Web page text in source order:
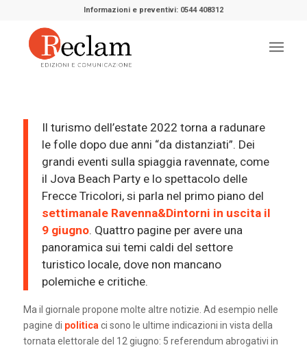
Informazioni e preventivi: 0544 408312
Il turismo dell’estate 2022 torna a radunare
le folle dopo due anni “da distanziati”. Dei
grandi eventi sulla spiaggia ravennate, come
il Jova Beach Party e lo spettacolo delle
Frecce Tricolori, si parla nel primo piano del
settimanale Ravenna&Dintorni in uscita il
9 giugno. Quattro pagine per avere una
panoramica sui temi caldi del settore
turistico locale, dove non mancano
polemiche e critiche.
Ma il giornale propone molte altre notizie. Ad esempio nelle
pagine di politica ci sono le ultime indicazioni in vista della
tornata elettorale del 12 giugno: 5 referendum abrogativi in